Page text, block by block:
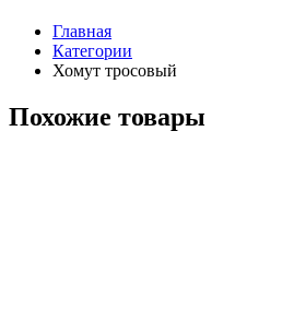
Главная
Категории
Хомут тросовый
Похожие товары